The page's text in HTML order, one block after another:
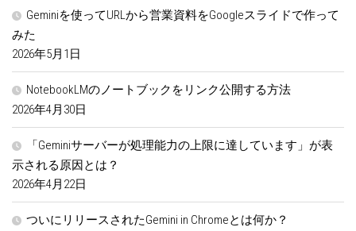
Geminiを使ってURLから営業資料をGoogleスライドで作って
みた
2026年5月1日
NotebookLMのノートブックをリンク公開する方法
2026年4月30日
「Geminiサーバーが処理能力の上限に達しています」が表
示される原因とは？
2026年4月22日
ついにリリースされたGemini in Chromeとは何か？